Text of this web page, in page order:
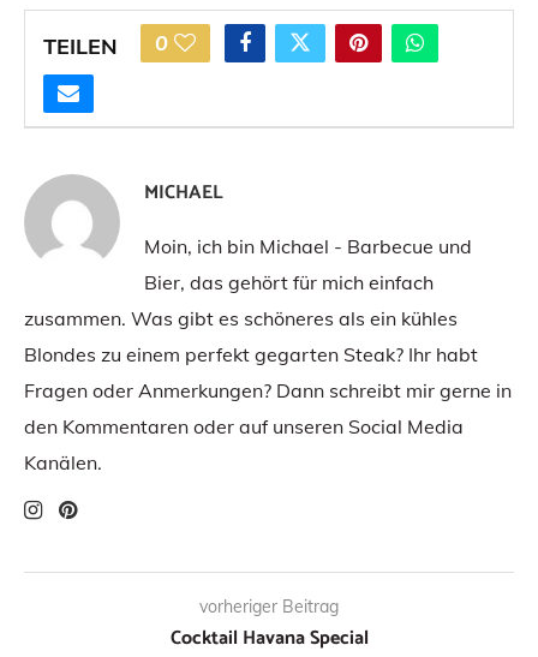
TEILEN 0
MICHAEL
Moin, ich bin Michael - Barbecue und
Bier, das gehört für mich einfach
zusammen. Was gibt es schöneres als ein kühles
Blondes zu einem perfekt gegarten Steak? Ihr habt
Fragen oder Anmerkungen? Dann schreibt mir gerne in
den Kommentaren oder auf unseren Social Media
Kanälen.
vorheriger Beitrag
Cocktail Havana Special